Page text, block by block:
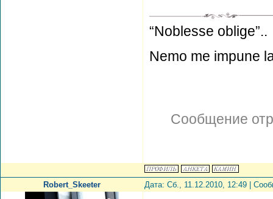
“Noblesse oblige”..
Nemo me impune
Сообщение
Robert_Skeeter Дата: Сб., 11.12.2010, 12:49 |